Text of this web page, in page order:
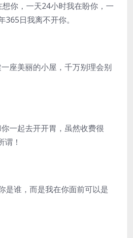
你，一天24小时我在盼你，一
365日我离不开你。
座美丽的小屋，千万别理会别
一起去开开胃，虽然收费很
！
是谁，而是我在你面前可以是